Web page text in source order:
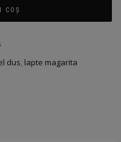
COȘ
dus, lapte magarita